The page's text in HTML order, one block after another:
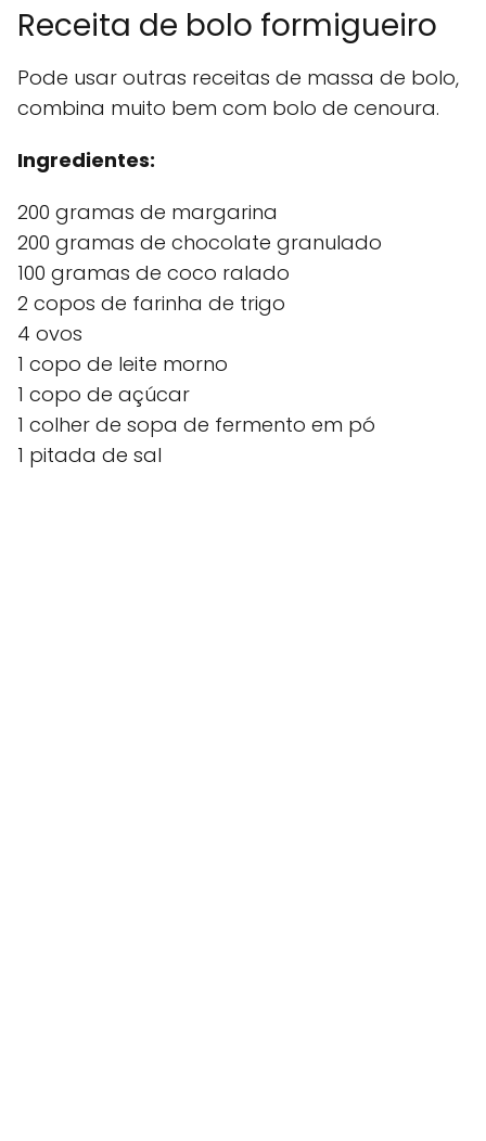
Receita de bolo formigueiro
Pode usar outras receitas de massa de bolo,
combina muito bem com bolo de cenoura.
Ingredientes:
200 gramas de margarina
200 gramas de chocolate granulado
100 gramas de coco ralado
2 copos de farinha de trigo
4 ovos
1 copo de leite morno
1 copo de açúcar
1 colher de sopa de fermento em pó
1 pitada de sal